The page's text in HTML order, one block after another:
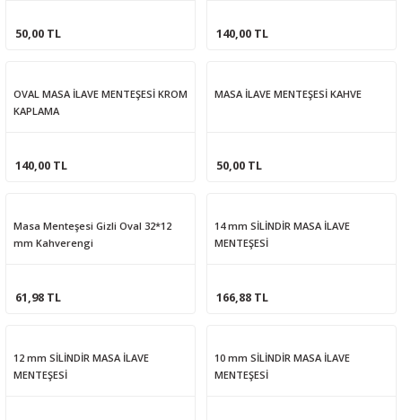
50,00 TL 140,00 TL
OVAL MASA İLAVE MENTEŞESİ KROM
KAPLAMA
140,00 TL
MASA İLAVE MENTEŞESİ KAHVE
50,00 TL
Masa Menteşesi Gizli Oval 32*12
mm Kahverengi
61,98 TL
14 mm SİLİNDİR MASA İLAVE
MENTEŞESİ
166,88 TL
12 mm SİLİNDİR MASA İLAVE
MENTEŞESİ
10 mm SİLİNDİR MASA İLAVE
MENTEŞESİ